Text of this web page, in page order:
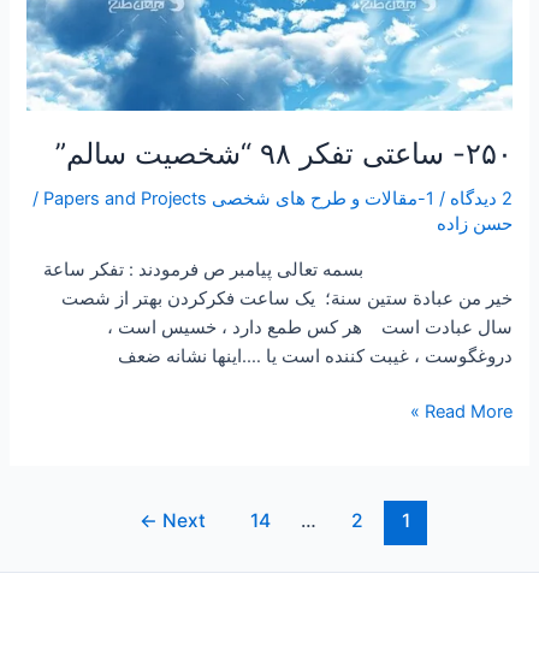
۲۵۰- ساعتی تفکر ۹۸ “شخصیت سالم”
2 دیدگاه / 1-مقالات و طرح های شخصی Papers and Projects
/
حسن زاده
بسمه تعالی پیامبر ص فرمودند : تفكر ساعة
خير من عبادة ستين سنة؛ یک ساعت فکرکردن بهتر از شصت
سال عبادت است هر کس طمع دارد ، خسیس است ،
دروغگوست ، غیبت کننده است یا ….اینها نشانه ضعف
Read More »
1
2
…
14
Next
←